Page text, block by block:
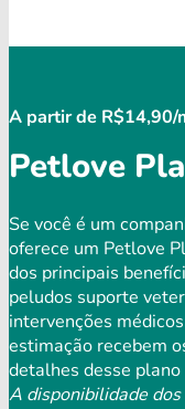
A partir de R$14,90/
Petlove
Se você é um
oferece um Petlove
dos principais
peludos suporte
intervenções
estimação recebem
detalhes desse
A disponibilidade